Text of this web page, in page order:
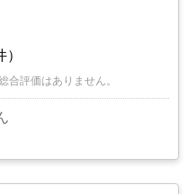
評価はありません。